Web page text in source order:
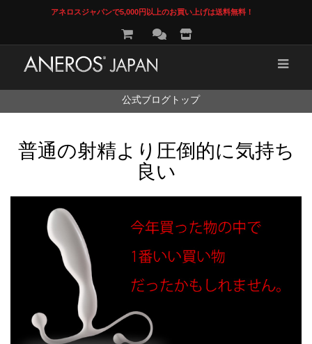
アネロスジャパンで5,000円以上のお買い上げは送料無料！
公式ブログトップ
普通の射精より圧倒的に気持ち
良い